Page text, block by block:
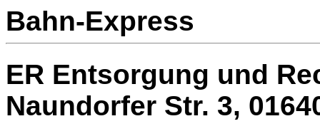
Bahn-Express
ER Entsorgung und
Naundorfer Str. 3,